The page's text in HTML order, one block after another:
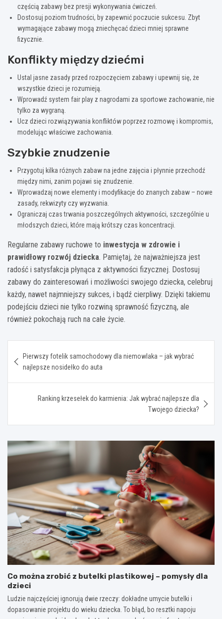
częścią zabawy bez presji wykonywania ćwiczeń.
Dostosuj poziom trudności, by zapewnić poczucie sukcesu. Zbyt
wymagające zabawy mogą zniechęcać dzieci mniej sprawne
fizycznie.
Konflikty między dziećmi
Ustal jasne zasady przed rozpoczęciem zabawy i upewnij się, że
wszystkie dzieci je rozumieją.
Wprowadź system fair play z nagrodami za sportowe zachowanie, nie
tylko za wygraną.
Ucz dzieci rozwiązywania konfliktów poprzez rozmowę i kompromis,
modelując właściwe zachowania.
Szybkie znudzenie
Przygotuj kilka różnych zabaw na jedne zajęcia i płynnie przechodź
między nimi, zanim pojawi się znudzenie.
Wprowadzaj nowe elementy i modyfikacje do znanych zabaw – nowe
zasady, rekwizyty czy wyzwania.
Ograniczaj czas trwania poszczególnych aktywności, szczególnie u
młodszych dzieci, które mają krótszy czas koncentracji.
Regularne zabawy ruchowe to inwestycja w zdrowie i
prawidłowy rozwój dziecka. Pamiętaj, że najważniejsza jest
radość i satysfakcja płynąca z aktywności fizycznej. Dostosuj
zabawy do zainteresowań i możliwości swojego dziecka, celebruj
każdy, nawet najmniejszy sukces, i bądź cierpliwy. Dzięki takiemu
podejściu dzieci nie tylko rozwiną sprawność fizyczną, ale
również pokochają ruch na całe życie.
wpisu
Pierwszy fotelik samochodowy dla niemowlaka – jak wybrać
najlepsze nosidełko do auta
Ranking krzesełek do karmienia: Jak wybrać najlepsze dla
Twojego dziecka?
Co można zrobić z butelki plastikowej – pomysły dla
dzieci
Ludzie najczęściej ignorują dwie rzeczy: dokładne umycie butelki i
dopasowanie projektu do wieku dziecka. To błąd, bo resztki napoju